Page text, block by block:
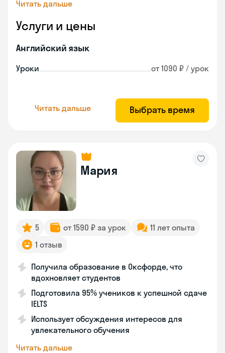
Читать дальше
Услуги и цены
Английский язык
Уроки от 1090 ₽ / урок
Читать дальше Выбрать время
Мария
5 от 1590 ₽ за урок
11 лет опыта
1 отзыв
Получила образование в Оксфорде, что
вдохновляет студентов
Подготовила 95% учеников к успешной сдаче
IELTS
Использует обсуждения интересов для
увлекательного обучения
Читать дальше